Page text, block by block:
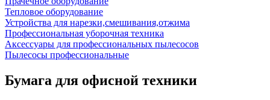
Тепловое оборудование
Устройства для нарезки,смешивания,отжима
Профессиональная уборочная техника
Аксессуары для профессиональных пылесосов
Пылесосы профессиональные
Бумага для офисной техники